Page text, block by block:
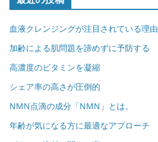
血液クレンジングが注目されている理由
加齢による肌問題を諦めずに予防する
高濃度のビタミンを凝縮
シェア率の高さが圧倒的
NMN点滴の成分「NMN」とは。
年齢が気になる方に最適なアプローチ